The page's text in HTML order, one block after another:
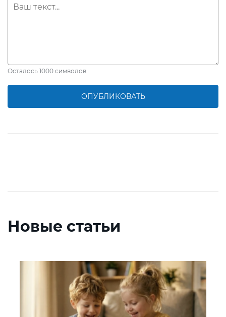
Осталось 1000 символов
ОПУБЛИКОВАТЬ
Новые статьи